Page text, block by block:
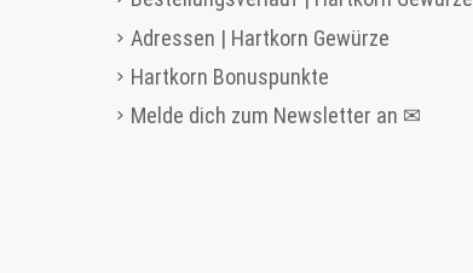
Adressen | Hartkorn Gewürze
Hartkorn Bonuspunkte
Melde dich zum Newsletter an ✉